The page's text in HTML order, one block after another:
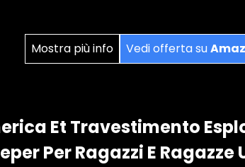
Mostra più info Vedi offerta su
Et Travestimento
Per Ragazzi E